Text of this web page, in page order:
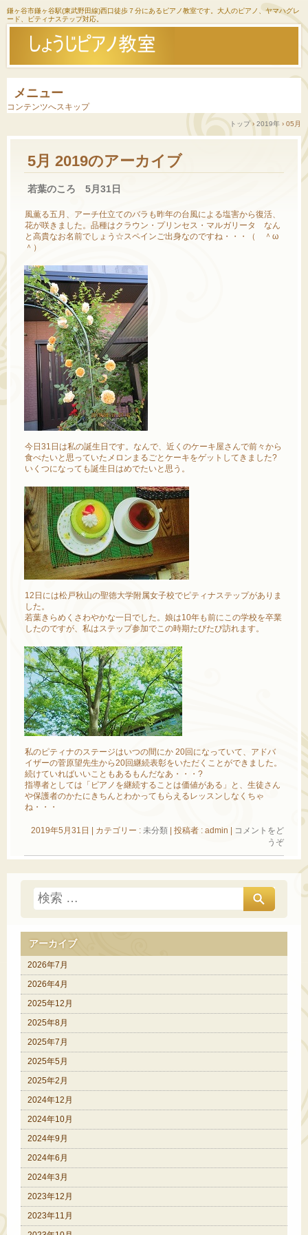
鎌ヶ谷市鎌ヶ谷駅(東武野田線)西口徒歩７分にあるピアノ教室です。大人のピアノ、ヤマハグレ
ード、ピティナステップ対応。
メニュー
コンテンツへスキップ
トップ › 2019年 › 05月
5月 2019のアーカイブ
若葉のころ 5月31日
風薫る五月、アーチ仕立てのバラも昨年の台風による塩害から復活、
花が咲きました。品種はクラウン・プリンセス・マルガリータ なん
と高貴なお名前でしょう☆スペインご出身なのですね・・・（ ＾ω
＾）
今日31日は私の誕生日です。なんで、近くのケーキ屋さんで前々から
食べたいと思っていたメロンまるごとケーキをゲットしてきました?
いくつになっても誕生日はめでたいと思う。
12日には松戸秋山の聖徳大学附属女子校でピティナステップがありま
した。
若葉きらめくさわやかな一日でした。娘は10年も前にこの学校を卒業
したのですが、私はステップ参加でこの時期たびたび訪れます。
私のピティナのステージはいつの間にか 20回になっていて、アドバ
イザーの菅原望先生から20回継続表彰をいただくことができました。
続けていればいいこともあるもんだなあ・・・?
指導者としては「ピアノを継続することは価値がある」と、生徒さん
や保護者のかたにきちんとわかってもらえるレッスンしなくちゃ
ね・・・
2019年5月31日 | カテゴリー : 未分類 | 投稿者 : admin | コメントをど
うぞ
アーカイブ
2026年7月
2026年4月
2025年12月
2025年8月
2025年7月
2025年5月
2025年2月
2024年12月
2024年10月
2024年9月
2024年6月
2024年3月
2023年12月
2023年11月